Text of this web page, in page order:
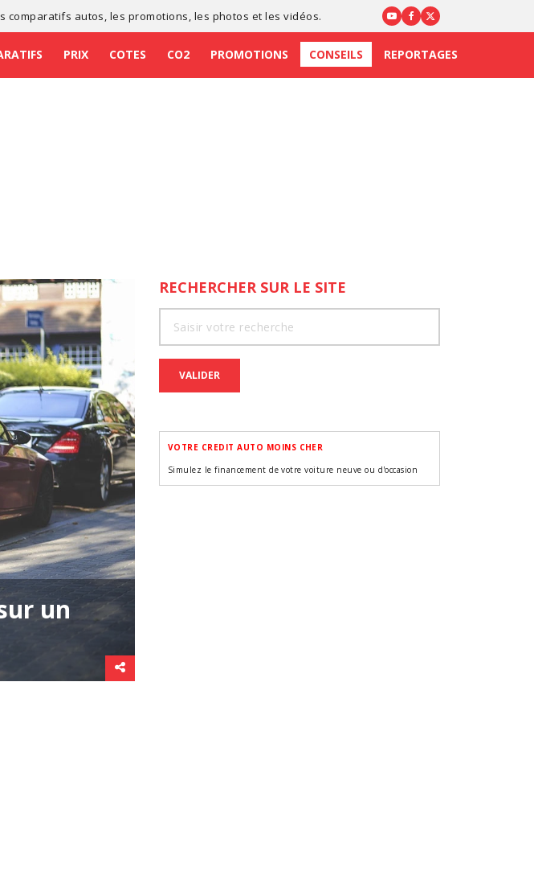
comparatifs autos , les promotions , les photos et les vidéos.
PRIX COTES CO2 PROMOTIONS CONSEILS REPORTAGES
un
RECHERCHER SUR LE SITE
VALIDER
VOTRE CREDIT AUTO MOINS CHER
Simulez le financement de votre voiture neuve ou d'occasion